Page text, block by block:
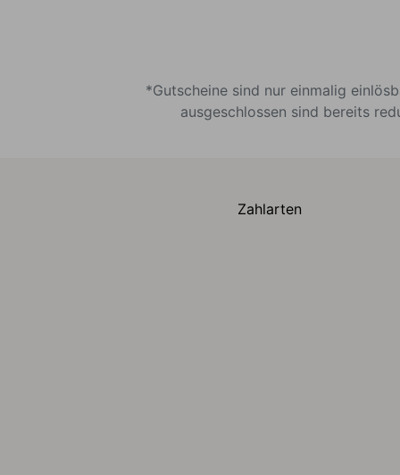
*Gutscheine sind nur einmalig
ausgeschlossen sind bereits
Zahlarten